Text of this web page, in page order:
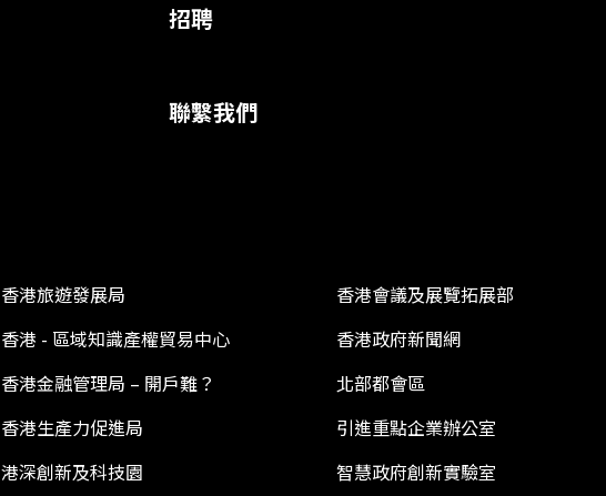
招聘
聯繫我們
香港旅遊發展局
香港 - 區域知識產權貿易中心
香港金融管理局 – 開戶難？
香港生產力促進局
港深創新及科技園
香港會議及展覽拓展部
香港政府新聞網
北部都會區
引進重點企業辦公室
智慧政府創新實驗室